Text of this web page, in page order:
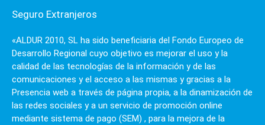
Seguro Extranjeros
«ALDUR 2010, SL ha sido beneficiaria del Fondo Europeo de
Desarrollo Regional cuyo objetivo es mejorar el uso y la
calidad de las tecnologías de la información y de las
comunicaciones y el acceso a las mismas y gracias a la
Presencia web a través de página propia, a la dinamización de
las redes sociales y a un servicio de promoción online
mediante sistema de pago (SEM) , para la mejora de la